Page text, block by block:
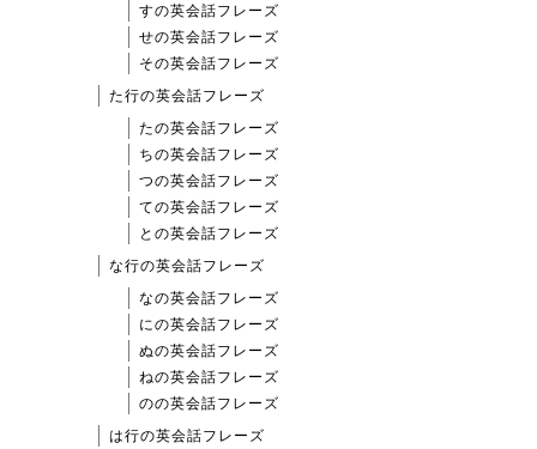
すの英会話フレーズ
せの英会話フレーズ
その英会話フレーズ
た行の英会話フレーズ
たの英会話フレーズ
ちの英会話フレーズ
つの英会話フレーズ
ての英会話フレーズ
との英会話フレーズ
な行の英会話フレーズ
なの英会話フレーズ
にの英会話フレーズ
ぬの英会話フレーズ
ねの英会話フレーズ
のの英会話フレーズ
は行の英会話フレーズ